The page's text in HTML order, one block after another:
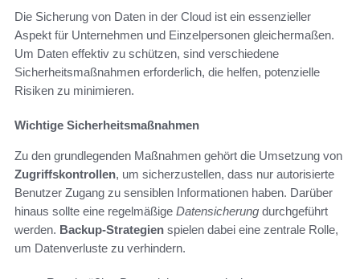
Die Sicherung von Daten in der Cloud ist ein essenzieller
Aspekt für Unternehmen und Einzelpersonen gleichermaßen.
Um Daten effektiv zu schützen, sind verschiedene
Sicherheitsmaßnahmen erforderlich, die helfen, potenzielle
Risiken zu minimieren.
Wichtige Sicherheitsmaßnahmen
Zu den grundlegenden Maßnahmen gehört die Umsetzung von
Zugriffskontrollen, um sicherzustellen, dass nur autorisierte
Benutzer Zugang zu sensiblen Informationen haben. Darüber
hinaus sollte eine regelmäßige Datensicherung durchgeführt
werden. Backup-Strategien spielen dabei eine zentrale Rolle,
um Datenverluste zu verhindern.